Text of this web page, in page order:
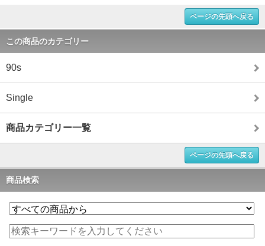
ページの先頭へ戻る
この商品のカテゴリー
90s
Single
商品カテゴリー一覧
ページの先頭へ戻る
商品検索